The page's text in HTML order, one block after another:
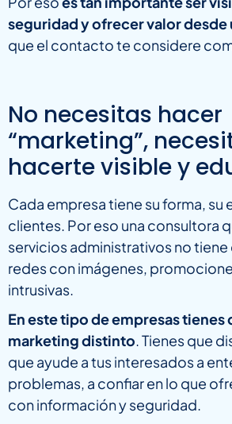
seguridad y ofrecer valor
que el contacto te considere
No necesitas hacer
“marketing”,
hacerte visible y
Cada empresa tiene su forma, su
clientes. Por eso una consultora
servicios administrativos no tiene
redes con imágenes,
intrusivas.
En este tipo de empresas tienes
marketing distinto. Tienes que
que ayude a tus interesados a
problemas, a confiar en lo que
con información y seguridad.